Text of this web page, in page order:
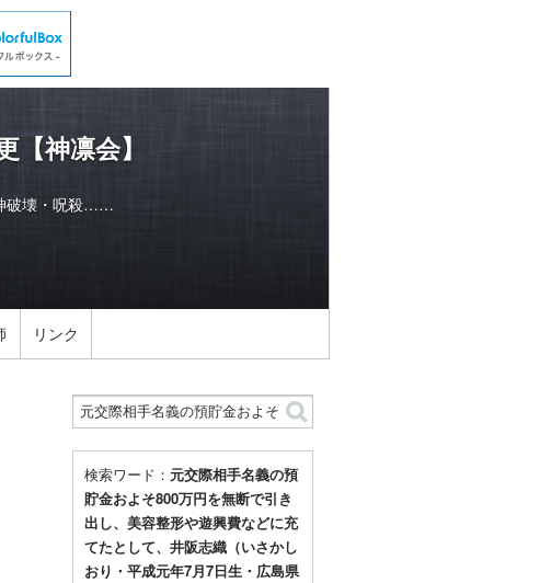
神凛会】
破壊・呪殺……
リンク
検索ワード： 元交際相手名義の預
貯金およそ800万円を無断で引き
出し、美容整形や遊興費などに充
てたとして、井阪志織（いさかし
おり・平成元年7月7日生・広島県